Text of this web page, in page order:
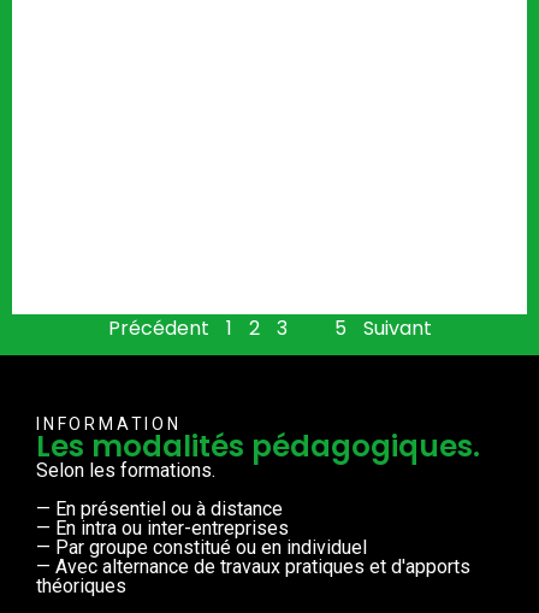
Précédent 1 2 3 5 Suivant
INFORMATION
Les modalités pédagogiques.
Selon les formations.
— En présentiel ou à distance
— En intra ou inter-entreprises
— Par groupe constitué ou en individuel
— Avec alternance de travaux pratiques et d'apports
théoriques